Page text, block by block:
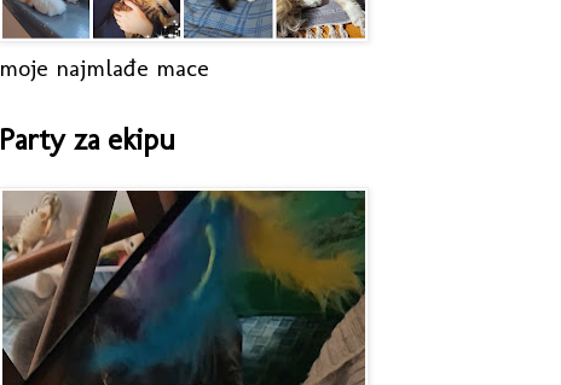
moje najmlađe mace
Party za ekipu